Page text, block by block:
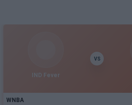
IND Fever
VS
WNBA